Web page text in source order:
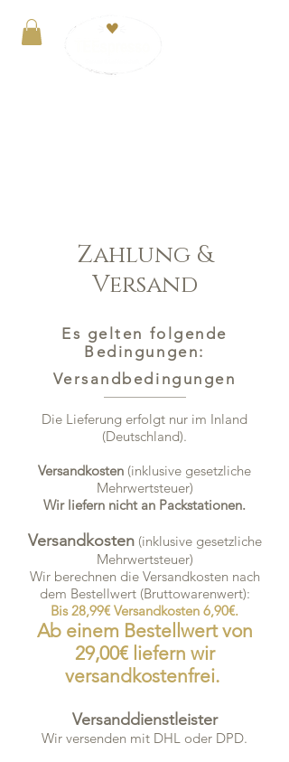
Zahlung &
Versand
Es gelten folgende
Bedingungen:
Versandbedingungen
Die Lieferung erfolgt nur im Inland
(Deutschland).
Versandkosten (inklusive gesetzliche
Mehrwertsteuer)
Wir liefern nicht an Packstationen.
Versandkosten(inklusive gesetzliche
Mehrwertsteuer)
Wir berechnen die Versandkosten nach
dem Bestellwert (Bruttowarenwert):
Bis 28,99€ Versandkosten 6,90€.
Ab einem Bestellwert von
29,00€ liefern wir
versandkostenfrei.
Versanddienstleister
Wir versenden mit DHL oder DPD.